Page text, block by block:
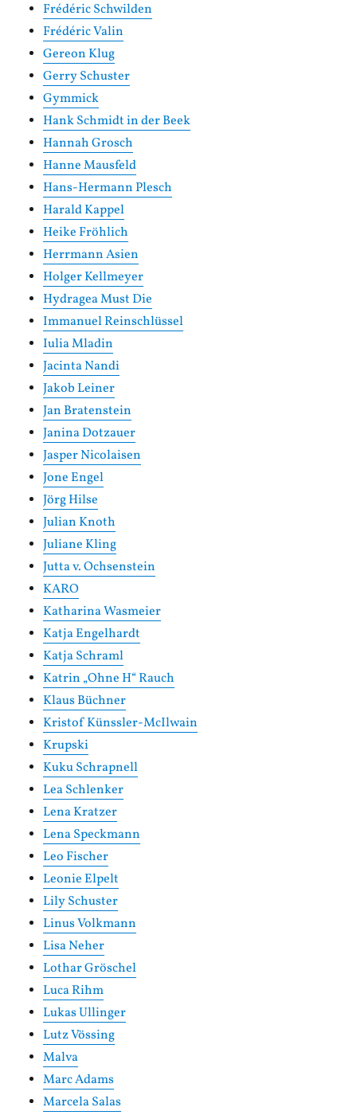
Frédéric Schwilden
Frédéric Valin
Gereon Klug
Gerry Schuster
Gymmick
Hank Schmidt in der Beek
Hannah Grosch
Hanne Mausfeld
Hans-Hermann Plesch
Harald Kappel
Heike Fröhlich
Herrmann Asien
Holger Kellmeyer
Hydragea Must Die
Immanuel Reinschlüssel
Iulia Mladin
Jacinta Nandi
Jakob Leiner
Jan Bratenstein
Janina Dotzauer
Jasper Nicolaisen
Jone Engel
Jörg Hilse
Julian Knoth
Juliane Kling
Jutta v. Ochsenstein
KARO
Katharina Wasmeier
Katja Engelhardt
Katja Schraml
Katrin „Ohne H“ Rauch
Klaus Büchner
Kristof Künssler-McIlwain
Krupski
Kuku Schrapnell
Lea Schlenker
Lena Kratzer
Lena Speckmann
Leo Fischer
Leonie Elpelt
Lily Schuster
Linus Volkmann
Lisa Neher
Lothar Gröschel
Luca Rihm
Lukas Ullinger
Lutz Vössing
Malva
Marc Adams
Marcela Salas